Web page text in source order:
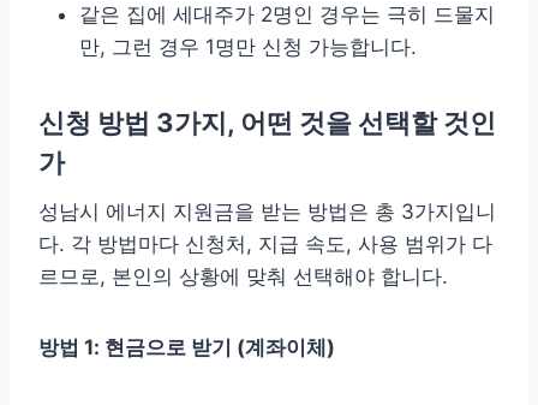
같은 집에 세대주가 2명인 경우는 극히 드물지
만, 그런 경우 1명만 신청 가능합니다.
신청 방법 3가지, 어떤 것을 선택할 것인
가
성남시 에너지 지원금을 받는 방법은 총 3가지입니
다. 각 방법마다 신청처, 지급 속도, 사용 범위가 다
르므로, 본인의 상황에 맞춰 선택해야 합니다.
방법 1: 현금으로 받기 (계좌이체)